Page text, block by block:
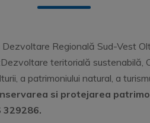
Regională Sud-Vest
teritorială
a patrimoniului natural, a
si protejarea
329286.